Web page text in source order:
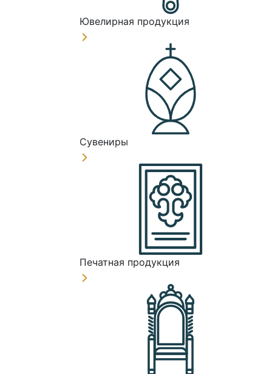
Ювелирная продукция
Сувениры
Печатная продукция